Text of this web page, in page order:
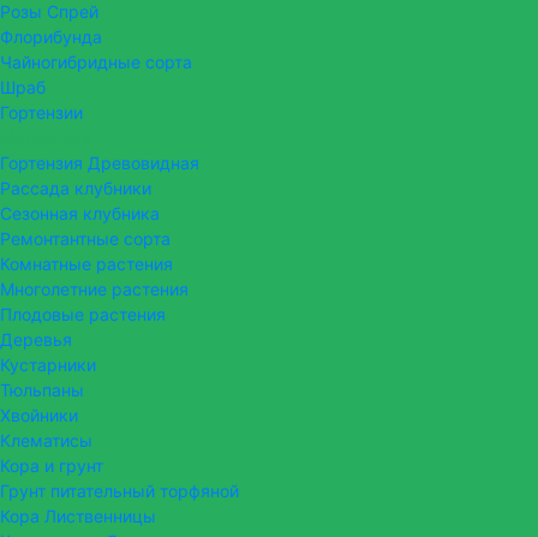
Розы Спрей
Флорибунда
Чайногибридные сорта
Шраб
Гортензии
Гортензия Древовидная
Рассада клубники
Сезонная клубника
Ремонтантные сорта
Комнатные растения
Многолетние растения
Плодовые растения
Деревья
Кустарники
Тюльпаны
Хвойники
Клематисы
Кора и грунт
Грунт питательный торфяной
Кора Лиственницы